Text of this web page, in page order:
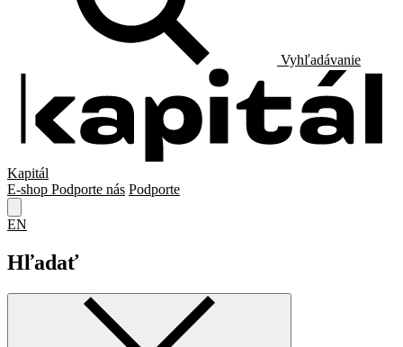
Vyhľadávanie
Kapitál
E-shop Podporte nás Podporte
EN
Hľadať